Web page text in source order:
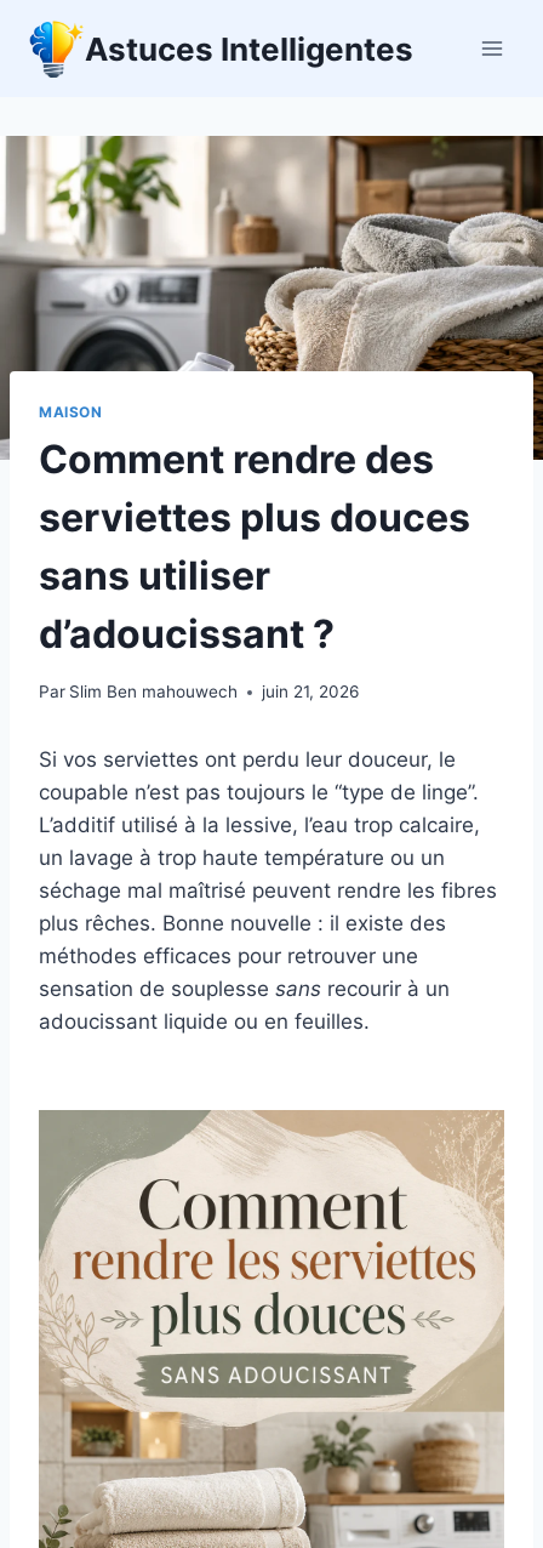
contenu
Astuces Intelligentes
MAISON
Comment rendre des
serviettes plus douces
sans utiliser
d’adoucissant ?
Par Slim Ben mahouwech juin 21, 2026
Si vos serviettes ont perdu leur douceur, le
coupable n’est pas toujours le “type de linge”.
L’additif utilisé à la lessive, l’eau trop calcaire,
un lavage à trop haute température ou un
séchage mal maîtrisé peuvent rendre les fibres
plus rêches. Bonne nouvelle : il existe des
méthodes efficaces pour retrouver une
sensation de souplesse sans recourir à un
adoucissant liquide ou en feuilles.